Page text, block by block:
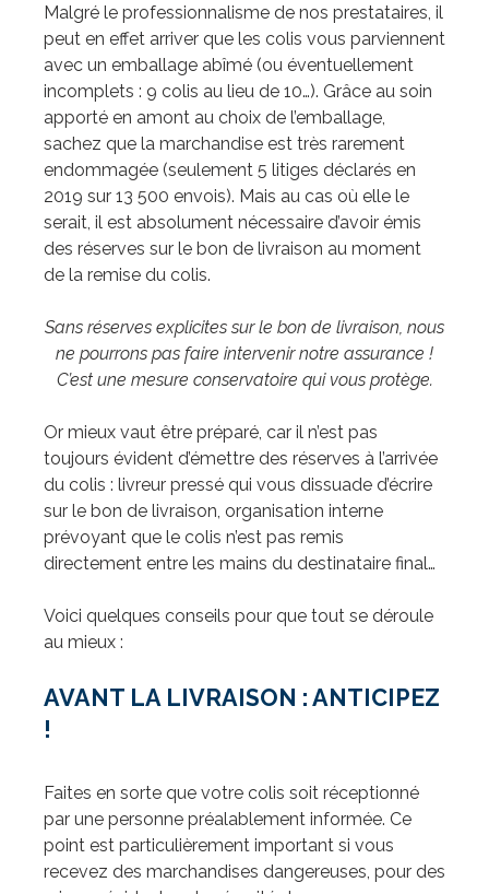
Malgré le professionnalisme de nos prestataires, il
peut en effet arriver que les colis vous parviennent
avec un emballage abîmé (ou éventuellement
incomplets : 9 colis au lieu de 10…). Grâce au soin
apporté en amont au choix de l’emballage,
sachez que la marchandise est très rarement
endommagée (seulement 5 litiges déclarés en
2019 sur 13 500 envois). Mais au cas où elle le
serait, il est absolument nécessaire d’avoir émis
des réserves sur le bon de livraison au moment
de la remise du colis.
Sans réserves explicites sur le bon de livraison, nous
ne pourrons pas faire intervenir notre assurance !
C’est une mesure conservatoire qui vous protège.
Or mieux vaut être préparé, car il n’est pas
toujours évident d’émettre des réserves à l’arrivée
du colis : livreur pressé qui vous dissuade d’écrire
sur le bon de livraison, organisation interne
prévoyant que le colis n’est pas remis
directement entre les mains du destinataire final…
Voici quelques conseils pour que tout se déroule
au mieux :
AVANT LA LIVRAISON : ANTICIPEZ
!
Faites en sorte que votre colis soit réceptionné
par une personne préalablement informée. Ce
point est particulièrement important si vous
recevez des marchandises dangereuses, pour des